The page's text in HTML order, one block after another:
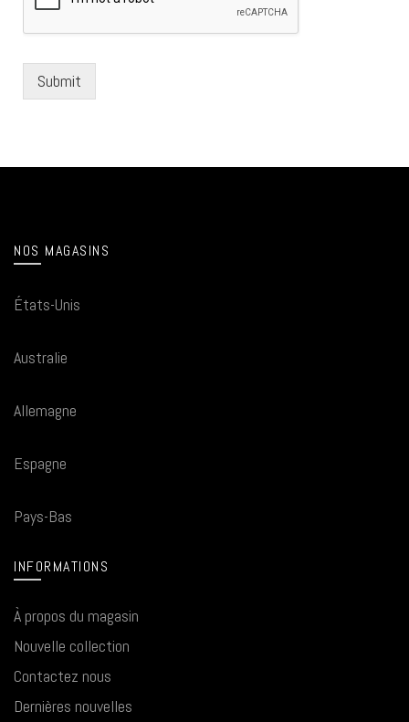
Submit
NOS MAGASINS
États-Unis
Australie
Allemagne
Espagne
Pays-Bas
INFORMATIONS
À propos du magasin
Nouvelle collection
Contactez nous
Dernières nouvelles